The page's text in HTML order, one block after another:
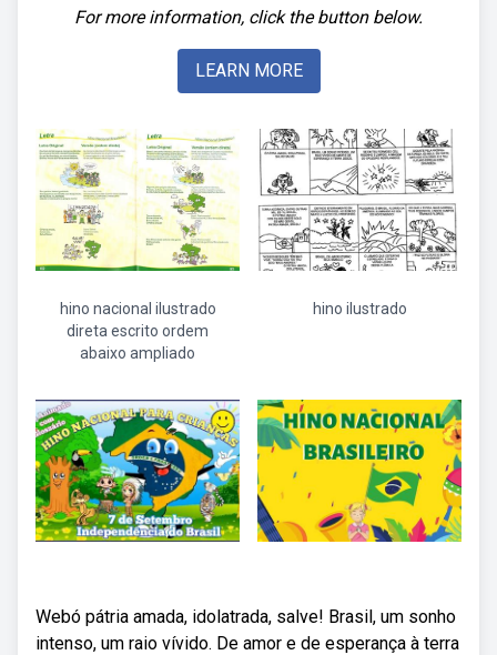
For more information, click the button below.
LEARN MORE
hino nacional ilustrado
direta escrito ordem
abaixo ampliado
hino ilustrado
Webó pátria amada, idolatrada, salve! Brasil, um sonho
intenso, um raio vívido. De amor e de esperança à terra